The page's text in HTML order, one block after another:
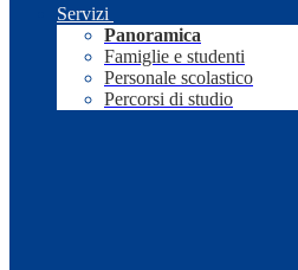
Servizi
Panoramica
Famiglie e studenti
Personale scolastico
Percorsi di studio